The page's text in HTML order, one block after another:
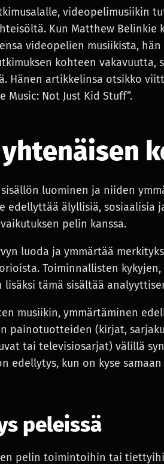
videopelimusiikin
Kun Matthew
videopelien musiikista,
kohteen vakavuutta,
Hänen artikkelinsa otsikko
Music: Not Just Kid Stuff”.
luominen ja niiden
edellyttää älyllisiä, sosiaalisia
pelin kanssa.
luoda ja ymmärtää
Toiminnallisten
tämä sisältää
musiikin, ymmärtäminen
painotuotteiden (kirjat,
tai televisiosarjat) välillä
edellytys, kun on kyse
peleissä
pelin toimintoihin tai